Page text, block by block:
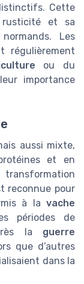
Cette
et sa
Les
régulièrement
ou du
importance
aussi mixte,
et en
reconnue pour
à la vache
périodes de
la guerre
que d’autres
dans la